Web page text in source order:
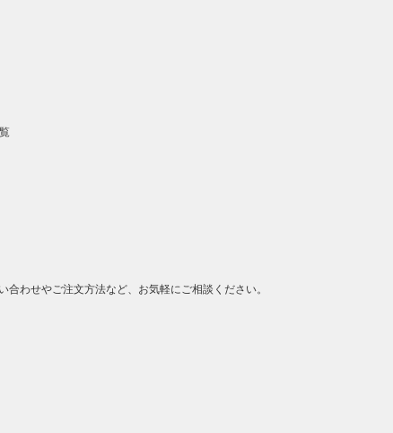
合わせやご注文方法など、お気軽にご相談ください。